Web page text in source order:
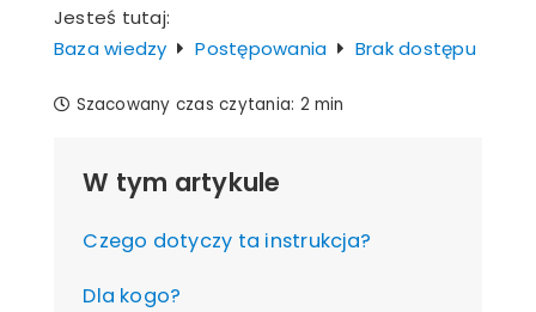
Jesteś tutaj:
Baza wiedzy
Postępowania Brak dostępu
Szacowany czas czytania: 2 min
W tym artykule
Czego dotyczy ta instrukcja?
Dla kogo?